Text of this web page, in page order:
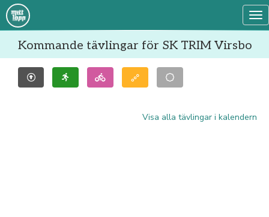
Kommande tävlingar för SK TRIM Virsbo
Visa alla tävlingar i kalendern